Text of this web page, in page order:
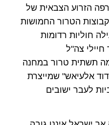
הזרוע הצבאית של
הטרור החמושות
חוליות רדומות
חיילי צה"ל
תשתית טרור במחנה
אלעיאש" שמייצרת
לעבר ישובים